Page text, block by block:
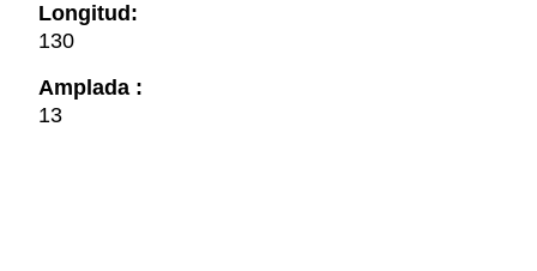
Longitud:
130
Amplada :
13